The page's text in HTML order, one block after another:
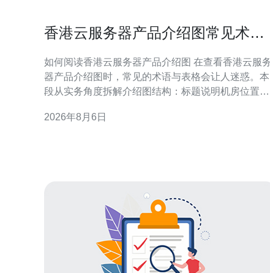
香港云服务器产品介绍图常见术语
如何阅读香港云服务器产品介绍图 在查看香港云服务
器产品介绍图时，常见的术语与表格会让人迷惑。本
段从实务角度拆解介绍图结构：标题说明机房位置与
明栏说明计费模式、网络类型及附加服务。掌握这些
2026年8月6日